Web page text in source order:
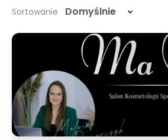
Sortowanie Domyślnie